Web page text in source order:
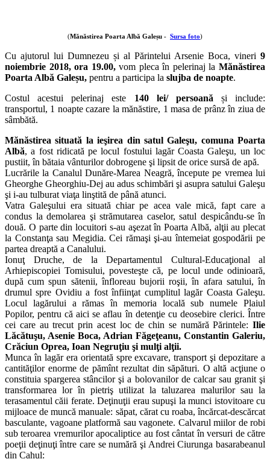
(Mănăstirea Poarta Albă Galeșu - Sursa foto)
Cu ajutorul lui Dumnezeu și al Părintelui Arsenie Boca, vineri 9
noiembrie 2018, ora 19.00,vom pleca în pelerinaj laMănăstirea
Poarta Albă Galeșu, pentru a participa la slujba de noapte.
Costul acestui pelerinaj este 140 lei/ persoană și include:
transportul, 1 noapte cazare la mănăstire, 1 masa de prânz în ziua de
sâmbătă.
Mănăstirea situată la ieşirea din satul Galeşu, comuna Poarta
Albă, a fost ridicată pe locul fostului lagăr Coasta Galeşu, un loc
pustiit, în bătaia vânturilor dobrogene şi lipsit de orice sursă de apă.
Lucrările la Canalul Dunăre-Marea Neagră, începute pe vremea lui
Gheorghe Gheorghiu-Dej au adus schimbări şi asupra satului Galeşu
şi i-au tulburat viaţa linştită de până atunci.
Vatra Galeşului era situată chiar pe acea vale mică, fapt care a
condus la demolarea şi strămutarea caselor, satul despicându-se în
două. O parte din locuitori s-au aşezat în Poarta Albă, alţii au plecat
la Constanţa sau Megidia. Cei rămaşi şi-au întemeiat gospodării pe
partea dreaptă a Canalului.
Ionuţ Druche, de la Departamentul Cultural-Educaţional al
Arhiepiscopiei Tomisului, povesteşte că, pe locul unde odinioară,
după cum spun sătenii, înfloreau bujorii roşii, în afara satului, în
drumul spre Ovidiu a fost înfiinţat cumplitul lagăr Coasta Galeşu.
Locul lagărului a rămas în memoria locală sub numele Plaiul
Popilor, pentru că aici se aflau în detenţie cu deosebire clerici. Între
cei care au trecut prin acest loc de chin se numără Părintele: Ilie
Lăcătuşu, Asenie Boca, Adrian Făgeţeanu, Constantin Galeriu,
Crăciun Oprea, Ioan Negruţiu şi mulţi alţii.
Munca în lagăr era orientată spre excavare, transport şi depozitare a
cantităţilor enorme de pămînt rezultat din săpături. O altă acţiune o
constituia spargerea stâncilor şi a bolovanilor de calcar sau granit şi
transformarea lor în pietriş utilizat la taluzarea malurilor sau la
terasamentul căii ferate. Deţinuţii erau supuşi la munci istovitoare cu
mijloace de muncă manuale: săpat, cărat cu roaba, încărcat-descărcat
basculante, vagoane platformă sau vagonete. Calvarul miilor de robi
sub teroarea vremurilor apocaliptice au fost cântat în versuri de către
poeţii deţinuţi între care se numără şi Andrei Ciurunga basarabeanul
din Cahul: